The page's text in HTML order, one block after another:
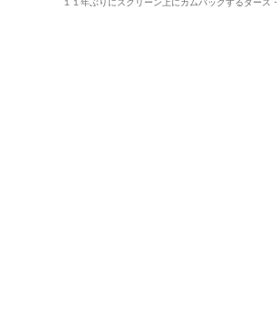
１１年ぶりにスクリーン上にカムバックするダース